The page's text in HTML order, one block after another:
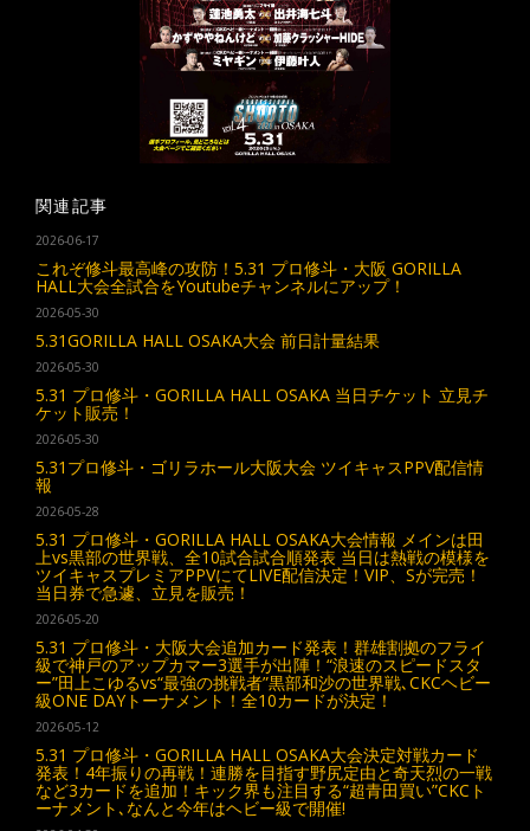
関連記事
2026-06-17
これぞ修斗最高峰の攻防！5.31 プロ修斗・大阪 GORILLA
HALL大会全試合をYoutubeチャンネルにアップ！
2026-05-30
5.31GORILLA HALL OSAKA大会 前日計量結果
2026-05-30
5.31 プロ修斗・GORILLA HALL OSAKA 当日チケット 立見チ
ケット販売！
2026-05-30
5.31プロ修斗・ゴリラホール大阪大会 ツイキャスPPV配信情
報
2026-05-28
5.31 プロ修斗・GORILLA HALL OSAKA大会情報 メインは田
上vs黒部の世界戦、全10試合試合順発表 当日は熱戦の模様を
ツイキャスプレミアPPVにてLIVE配信決定！VIP、Sが完売！
当日券で急遽、立見を販売！
2026-05-20
5.31 プロ修斗・大阪大会追加カード発表！群雄割拠のフライ
級で神戸のアップカマー3選手が出陣！“浪速のスピードスタ
ー”田上こゆるvs“最強の挑戦者”黒部和沙の世界戦､CKCヘビー
級ONE DAYトーナメント！全10カードが決定！
2026-05-12
5.31 プロ修斗・GORILLA HALL OSAKA大会決定対戦カード
発表！4年振りの再戦！連勝を目指す野尻定由と奇天烈の一戦
など3カードを追加！キック界も注目する“超青田買い”CKCト
ーナメント､なんと今年はヘビー級で開催!